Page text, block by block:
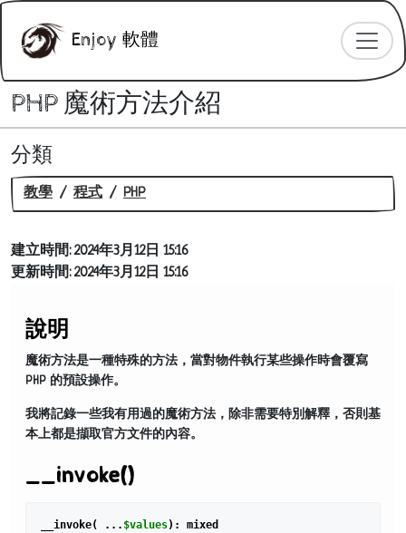
Enjoy 軟體
PHP 魔術方法介紹
分類
教學 程式 PHP
建立時間:2024年3月12日 15:16
更新時間:2024年3月12日 15:16
說明
魔術方法是一種特殊的方法，當對物件執行某些操作時會覆寫
PHP 的預設操作。
我將記錄一些我有用過的魔術方法，除非需要特別解釋，否則基
本上都是擷取官方文件的內容。
__invoke()
__invoke( ... $values